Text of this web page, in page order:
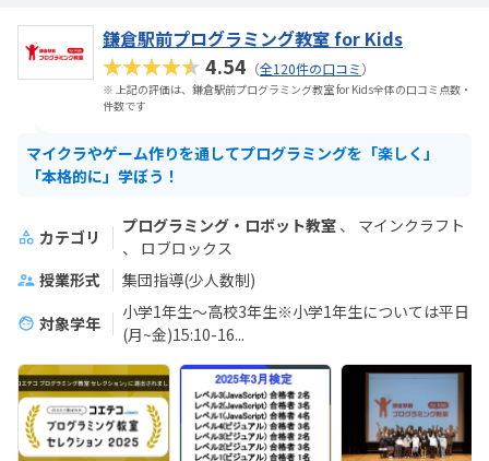
鎌倉駅前プログラミング教室 for Kids
★★★★★4.54 （全120件の口コミ）
※ 上記の評価は、鎌倉駅前プログラミング教室 for Kids全体の口コミ点数・
件数です
マイクラやゲーム作りを通してプログラミングを「楽しく」
「本格的に」学ぼう！
カテゴリ
プログラミング・ロボット教室
マインクラフト
ロブロックス
授業形式
集団指導(少人数制)
対象学年
小学1年生〜高校3年生※小学1年生については平日
(月~金)15:10-16...